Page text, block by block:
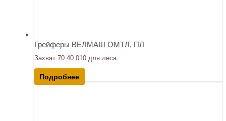
Грейферы ВЕЛМАШ ОМТЛ, ПЛ
Захват 70.40.010 для леса
Подробнее